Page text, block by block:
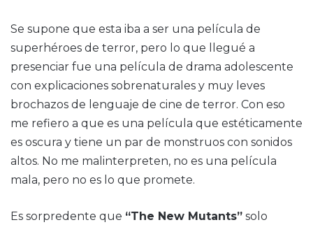
Se supone que esta iba a ser una película de
superhéroes de terror, pero lo que llegué a
presenciar fue una película de drama adolescente
con explicaciones sobrenaturales y muy leves
brochazos de lenguaje de cine de terror. Con eso
me refiero a que es una película que estéticamente
es oscura y tiene un par de monstruos con sonidos
altos. No me malinterpreten, no es una película
mala, pero no es lo que promete.
Es sorpredente que “The New Mutants” solo